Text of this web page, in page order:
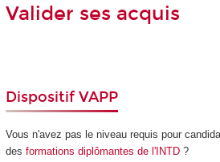
Valider ses acquis
Dispositif VAPP
Vous n'avez pas le niveau requis pour
des formations diplômantes de l'INTD?